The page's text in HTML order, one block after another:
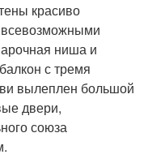
красиво
ниша и
с тремя
вылеплен большой
двери,
союза